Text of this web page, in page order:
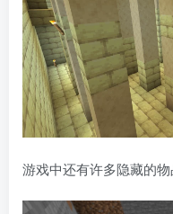
游󠄹󠅀󠄪󠄢󠄡󠄦󠄞󠄧󠄣󠄞󠄢󠄡󠄧󠄞󠄡󠄣󠅬󠅅󠅃󠄵󠅂󠄪󠅗󠅥󠅕󠅣󠅤󠅬󠅄󠄹󠄽󠄵󠄪󠄢󠄠󠄢󠄦󠄝󠄠󠄨󠄝󠄠󠄦󠄐󠄠󠄦󠄪󠄣󠄩󠄪󠄠󠄢󠅬󠇓󠅰󠆀󠅄󠄹󠅄󠄱󠄹󠄻󠄵󠇓󠅰󠆁󠅄󠇕󠆔󠆚󠇗󠆗󠆁󠇗󠆭󠆁󠄐󠇗󠅹󠅸󠇖󠆍󠅳󠇖󠅹󠅰󠇖󠆌󠅹戏中还有许多隐藏的